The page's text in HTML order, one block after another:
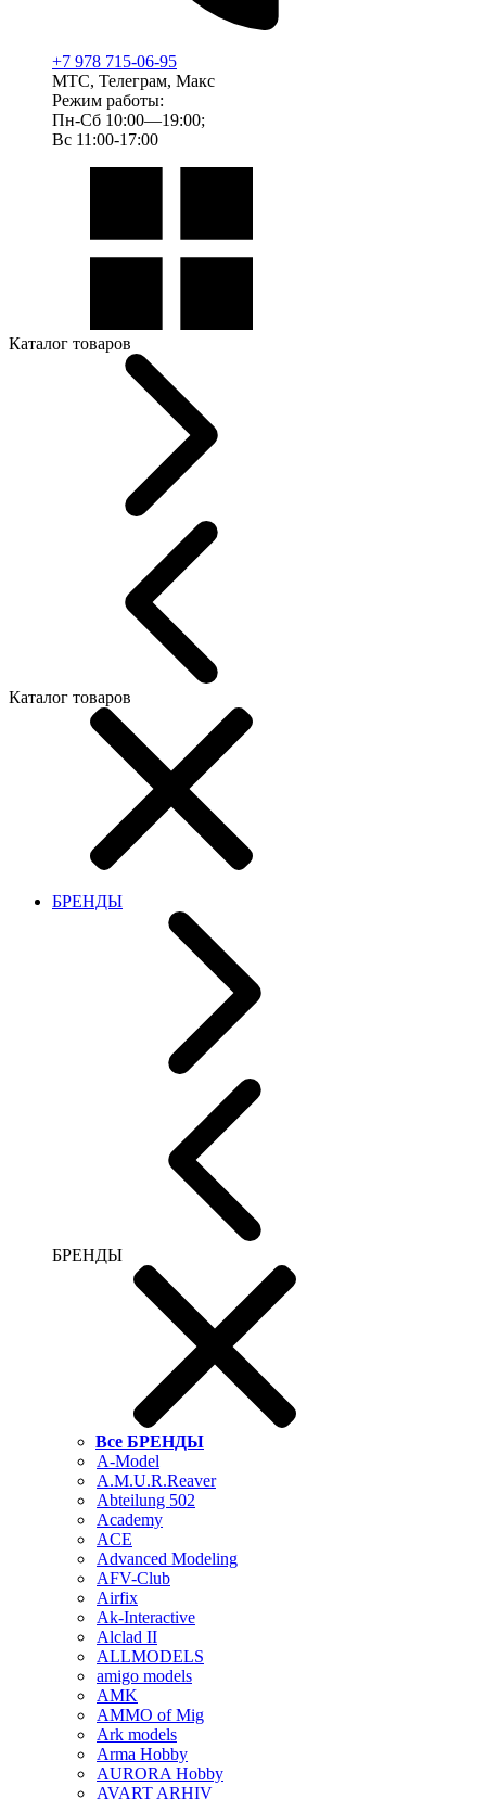
+7 978 715-06-95
МТС, Телеграм, Макс
Режим работы:
Пн-Сб 10:00—19:00;
Вс 11:00-17:00
Каталог товаров
Каталог товаров
БРЕНДЫ
БРЕНДЫ
Все БРЕНДЫ
A-Model
A.M.U.R.Reaver
Abteilung 502
Academy
ACE
Advanced Modeling
AFV-Club
Airfix
Ak-Interactive
Alclad II
ALLMODELS
amigo models
AMK
AMMO of Mig
Ark models
Arma Hobby
AURORA Hobby
AVART ARHIV